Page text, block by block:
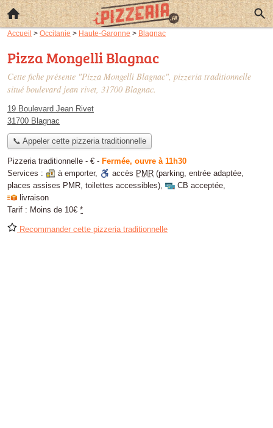
Accueil > Occitanie > Haute-Garonne > Blagnac
Pizza Mongelli Blagnac
Cette fiche présente "Pizza Mongelli Blagnac", pizzeria traditionnelle
situé boulevard jean rivet, 31700 Blagnac.
19 Boulevard Jean Rivet
31700 Blagnac
📞 Appeler cette pizzeria traditionnelle
Pizzeria traditionnelle - € - Fermée, ouvre à 11h30
Services :
à emporter, accès PMR (parking, entrée adaptée,
places assises PMR, toilettes accessibles), CB acceptée,
livraison
Tarif : Moins de 10€ *
Recommander cette pizzeria traditionnelle